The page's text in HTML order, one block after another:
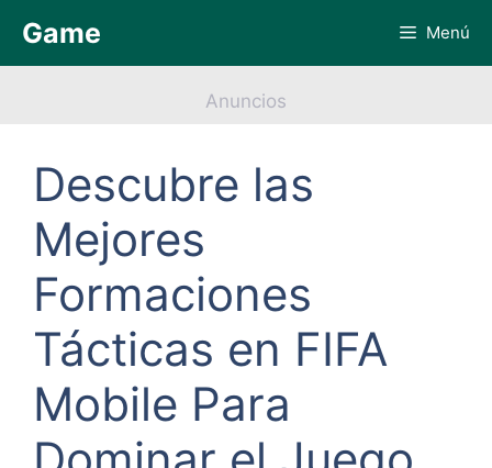
contenido
Game Menú
Anuncios
Descubre las
Mejores
Formaciones
Tácticas en FIFA
Mobile Para